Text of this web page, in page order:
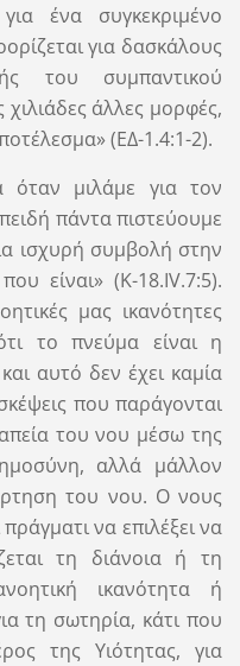
ένα συγκεκριμένο
για δασκάλους
του συμπαντικού
άλλες μορφές,
(ΕΔ-1.4:1-2).
όταν μιλάμε για τον
πάντα πιστεύουμε
ισχυρή συμβολή στην
είναι» (Κ-18.IV.7:5).
μας ικανότητες
το πνεύμα είναι η
αυτό δεν έχει καμία
που παράγονται
του νου μέσω της
αλλά μάλλον
του νου. Ο νους
να επιλέξει να
τη διάνοια ή τη
ικανότητα ή
τη σωτηρία, κάτι που
της Υιότητας, για